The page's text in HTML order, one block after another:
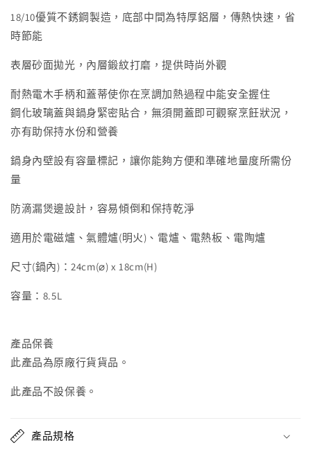
高
身
連
玻
璃
蓋
(24X18CM/8.5L)
(36624HN)
高
連
玻
璃
蓋
(24X18CM/8.5L)
(36624HN)
18/10優質不銹鋼製造，底部中間為特厚鋁層，傳熱快速，省
時節能
表層砂面拋光，內層鍛紋打磨，提供時尚外觀
耐熱電木手柄和蓋蒂使你在烹調加熱過程中能安全握住
鋼化玻璃蓋與鍋身緊密貼合，無須開蓋即可觀察烹飪狀況，
亦有助保持水份和營養
鍋身內壁設有容量標記，讓你能夠方便和準確地量度所需份
量
防滴漏煲邊設計，容易傾倒和保持乾淨
適用於電磁爐、氣體爐(明火)、電爐、電熱板、電陶爐
尺寸(鍋內)：24cm(⌀) x 18cm(H)
容量：8.5L
產品保養
此產品為原廠行貨貨品。
此產品不設保養。
產品規格